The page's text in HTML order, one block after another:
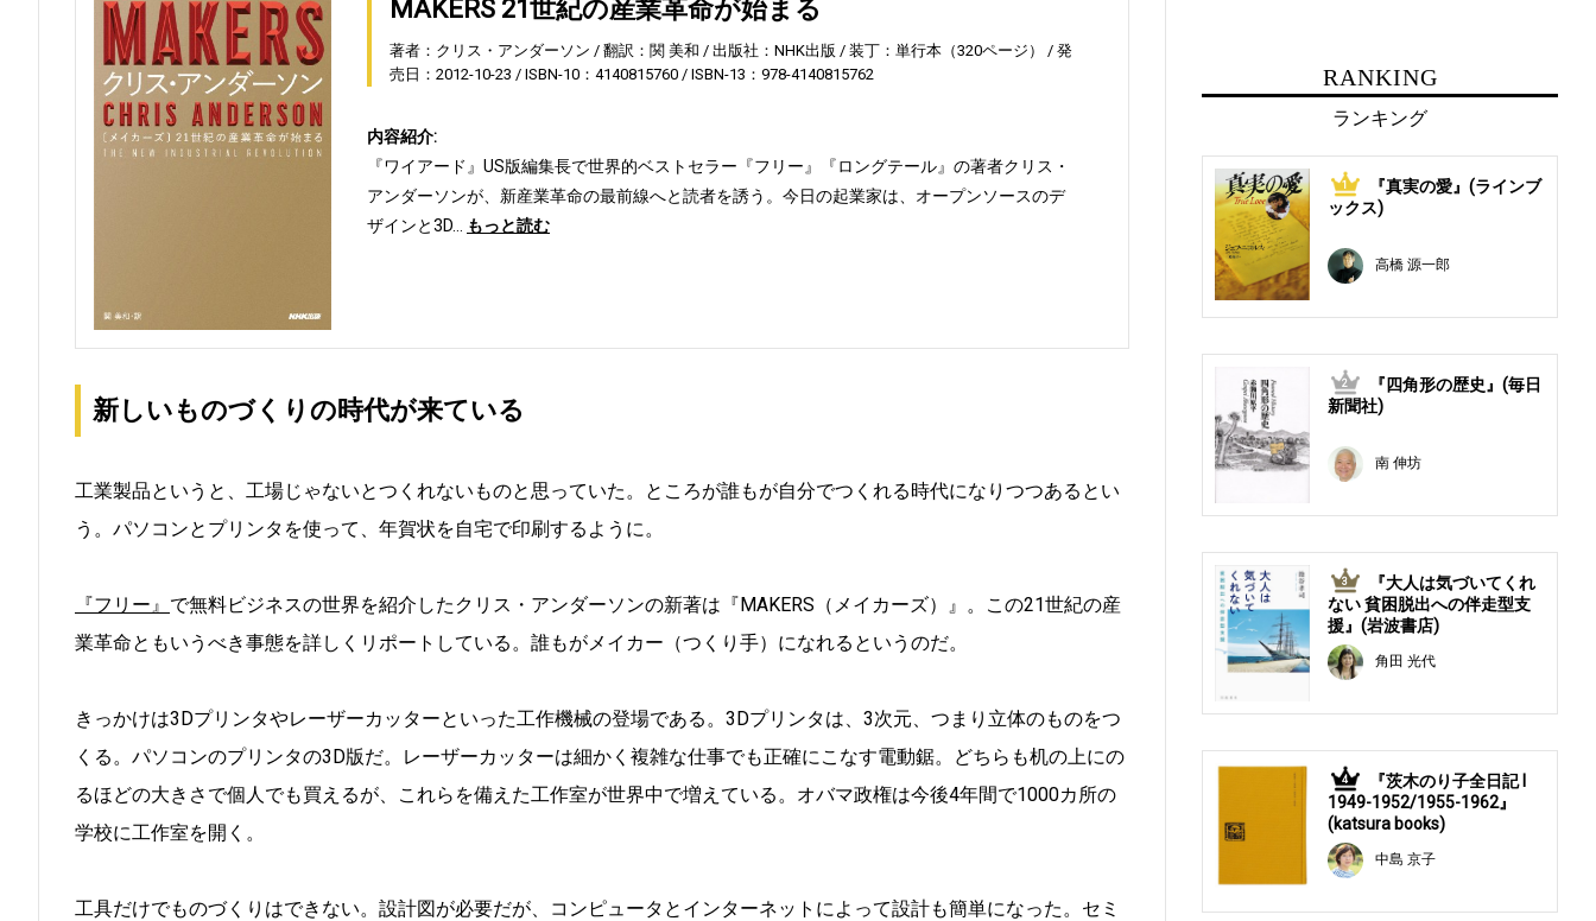
MAKERS 21世紀の産業革命が始まる
著者：クリス・アンダーソン 翻訳：関 美和 出版社：NHK出版 装丁：単行本（320ページ）
発
売日：2012-10-23
ISBN-10：4140815760 ISBN-13：978-4140815762
内容紹介:
『ワイアード』US版編集長で世界的ベストセラー『フリー』『ロングテール』の著者クリス・
アンダーソンが、新産業革命の最前線へと読者を誘う。今日の起業家は、オープンソースのデ
ザインと3D…
もっと読む
新しいものづくりの時代が来ている
工業製品というと、工場じゃないとつくれないものと思っていた。ところが誰もが自分でつくれる時代になりつつあるとい
う。パソコンとプリンタを使って、年賀状を自宅で印刷するように。
『フリー』 で無料ビジネスの世界を紹介したクリス・アンダーソンの新著は『MAKERS（メイカーズ）』。この21世紀の産
業革命ともいうべき事態を詳しくリポートしている。誰もがメイカー（つくり手）になれるというのだ。
きっかけは3Dプリンタやレーザーカッターといった工作機械の登場である。3Dプリンタは、3次元、つまり立体のものをつ
くる。パソコンのプリンタの3D版だ。レーザーカッターは細かく複雑な仕事でも正確にこなす電動鋸。どちらも机の上にの
るほどの大きさで個人でも買えるが、これらを備えた工作室が世界中で増えている。オバマ政権は今後4年間で1000カ所の
学校に工作室を開く。
工具だけでものづくりはできない。設計図が必要だが、コンピュータとインターネットによって設計も簡単になった。セミ
RANKING
ランキング
1
『真実の愛』(ラインブ
ックス)
高橋 源一郎
2
『四角形の歴史』(毎日
新聞社)
南 伸坊
3
『大人は気づいてくれ
ない 貧困脱出への伴走型支
援』(岩波書店)
角田 光代
4
『茨木のり子全日記 Ⅰ
1949-1952/1955-1962』
(katsura books)
中島 京子